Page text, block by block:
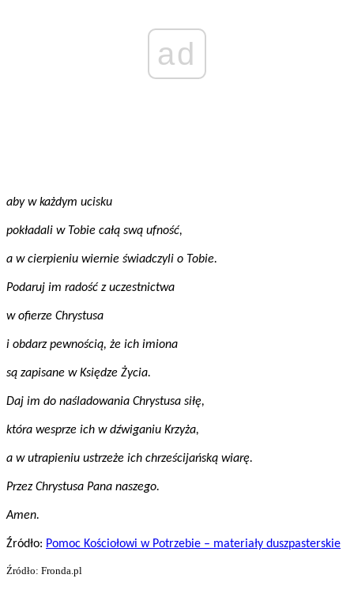
ad
aby w każdym ucisku
pokładali w Tobie całą swą ufność,
a w cierpieniu wiernie świadczyli o Tobie.
Podaruj im radość z uczestnictwa
w ofierze Chrystusa
i obdarz pewnością, że ich imiona
są zapisane w Księdze Życia.
Daj im do naśladowania Chrystusa siłę,
która wesprze ich w dźwiganiu Krzyża,
a w utrapieniu ustrzeże ich chrześcijańską wiarę.
Przez Chrystusa Pana naszego.
Amen.
Źródło: Pomoc Kościołowi w Potrzebie – materiały duszpasterskie
Źródło: Fronda.pl